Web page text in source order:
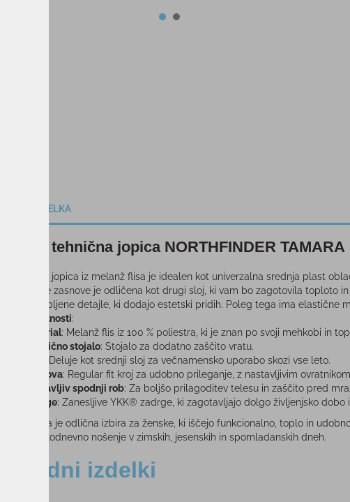
OPIS IZDELKA
Ženska tehnična jopica NORTHFINDER TAMARA
Ta tehnična jopica iz melanž flisa je idealen kot univerzalna srednja plast
Zaradi svoje zasnove je odličena kot drugi sloj, ki vam bo zagotovila
sodobne lepljene detajle, ki dodajo estetski pridih. Poleg tega ima elastične
Ključne lastnosti:
Material: Melanž flis iz 100 % poliestra, ki je znan po svoji mehkobi in
Praktično stojalo: Stojalo za dodatno zaščito vratu.
: Deluje kot srednji sloj za večnamensko uporabo skozi vse leto.
Zasnova: Regular fit kroj za udobno prileganje, z nastavljivim
Nastavljiv spodnji rob: Za boljšo prilagoditev telesu in zaščito pred
Zadrge: Zanesljive YKK® zadrge, ki zagotavljajo dolgo življenjsko dobo
Ta flis jopica je odlična izbira za ženske, ki iščejo funkcionalno, toplo in
tudi za vsakodnevno nošenje v zimskih, jesenskih in spomladanskih dneh.
Sorodni izdelki